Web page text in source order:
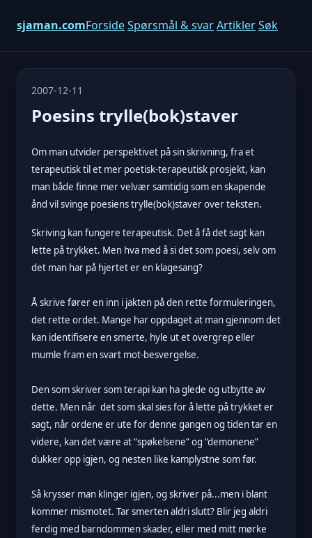
sjaman.comForsideSpørsmål & svarArtiklerSøk
2007-12-11
Poesins trylle(bok)staver
Om man utvider perspektivet på sin skrivning, fra et
terapeutisk til et mer poetisk-terapeutisk prosjekt, kan
man både finne mer velvær samtidig som en skapende
ånd vil svinge poesiens trylle(bok)staver over teksten.
Skriving kan fungere terapeutisk. Det å få det sagt kan
lette på trykket. Men hva med å si det som poesi, selv om
det man har på hjertet er en klagesang?
Å skrive fører en inn i jakten på den rette formuleringen,
det rette ordet. Mange har oppdaget at man gjennom det
kan identifisere en smerte, hyle ut et overgrep eller
mumle fram en svart mot-besvergelse.
Den som skriver som terapi kan ha glede og utbytte av
dette. Men når det som skal sies for å lette på trykket er
sagt, når ordene er ute for denne gangen og tiden tar en
videre, kan det være at ”spøkelsene” og ”demonene”
dukker opp igjen, og nesten like kamplystne som før.
Så krysser man klinger igjen, og skriver på...men i blant
kommer mismotet. Tar smerten aldri slutt? Blir jeg aldri
ferdig med barndommen skader, eller med mitt mørke